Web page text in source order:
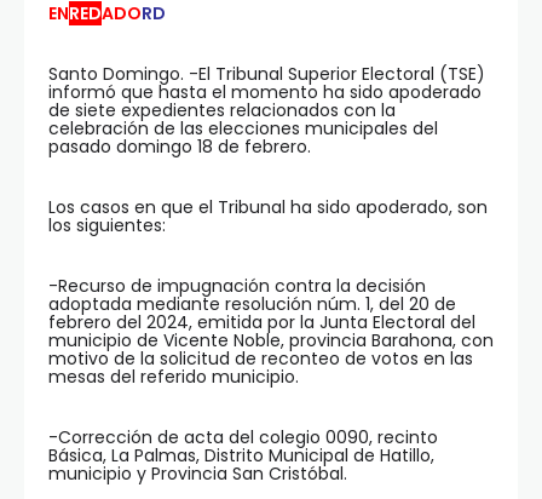
ENREDADORD
Santo Domingo. -El Tribunal Superior Electoral (TSE)
informó que hasta el momento ha sido apoderado
de siete expedientes relacionados con la
celebración de las elecciones municipales del
pasado domingo 18 de febrero.
Los casos en que el Tribunal ha sido apoderado, son
los siguientes:
-Recurso de impugnación contra la decisión
adoptada mediante resolución núm. 1, del 20 de
febrero del 2024, emitida por la Junta Electoral del
municipio de Vicente Noble, provincia Barahona, con
motivo de la solicitud de reconteo de votos en las
mesas del referido municipio.
-Corrección de acta del colegio 0090, recinto
Básica, La Palmas, Distrito Municipal de Hatillo,
municipio y Provincia San Cristóbal.